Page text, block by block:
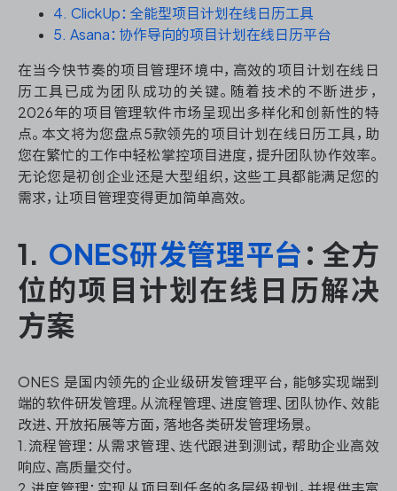
资源和工时管理
服务台和工单管理
IPD 研发管理
ASPICE 研发管理
ONES 资讯
4. ClickUp：全能型项目计划在线日历工具
5. Asana：协作导向的项目计划在线日历平台
在当今快节奏的项目管理环境中，高效的项目计划在线日
历工具已成为团队成功的关键。随着技术的不断进步，
2026年的项目管理软件市场呈现出多样化和创新性的特
点。本文将为您盘点5款领先的项目计划在线日历工具，助
您在繁忙的工作中轻松掌控项目进度，提升团队协作效率。
无论您是初创企业还是大型组织，这些工具都能满足您的
需求，让项目管理变得更加简单高效。
1. ONES研发管理平台 ：全方
位的项目计划在线日历解决
方案
ONES 是国内领先的企业级研发管理平台，能够实现端到
端的软件研发管理。从流程管理、进度管理、团队协作、效能
改进、开放拓展等方面，落地各类研发管理场景。
1.流程管理：从需求管理、迭代跟进到测试，帮助企业高效
响应、高质量交付。